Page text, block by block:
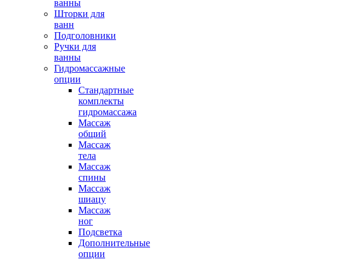
ванны
Шторки для
ванн
Подголовники
Ручки для
ванны
Гидромассажные
опции
Стандартные
комплекты
гидромассажа
Массаж
общий
Массаж
тела
Массаж
спины
Массаж
шиацу
Массаж
ног
Подсветка
Дополнительные
опции